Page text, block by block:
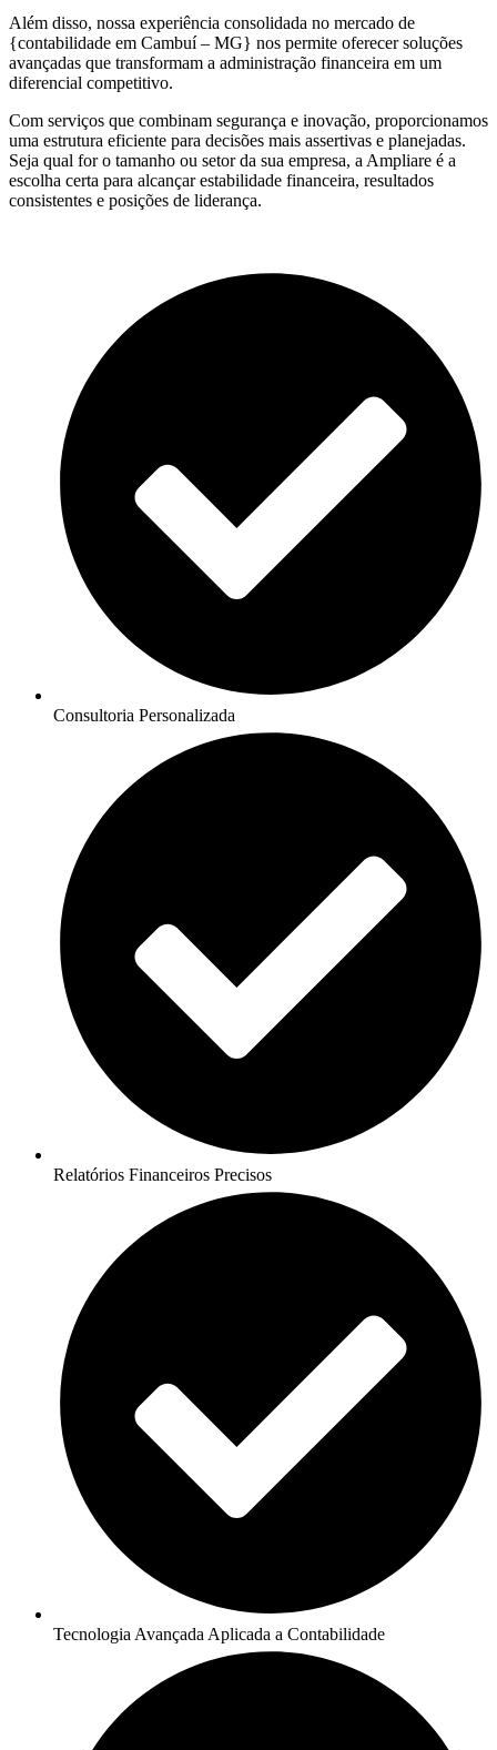
Além disso, nossa experiência consolidada no mercado de
{contabilidade em Cambuí – MG} nos permite oferecer soluções
avançadas que transformam a administração financeira em um
diferencial competitivo.
Com serviços que combinam segurança e inovação, proporcionamos
uma estrutura eficiente para decisões mais assertivas e planejadas.
Seja qual for o tamanho ou setor da sua empresa, a Ampliare é a
escolha certa para alcançar estabilidade financeira, resultados
consistentes e posições de liderança.
Consultoria Personalizada
Relatórios Financeiros Precisos
Tecnologia Avançada Aplicada a Contabilidade